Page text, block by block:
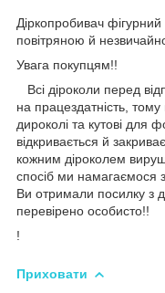
Діркопробивач
повітряною й
Увага
Всі діроколи перед
на працездатність,
дироколі та кутові для
відкривається й
кожним діроколем
спосіб ми намагаємося
Ви отримали посилку з
перевірено особисто!!
!
Приховати